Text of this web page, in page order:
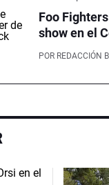
Foo
show en el
POR REDACCIÓN